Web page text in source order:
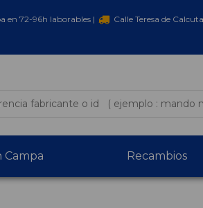
en 72-96h laborables |
Calle Teresa de
Campa Recambios